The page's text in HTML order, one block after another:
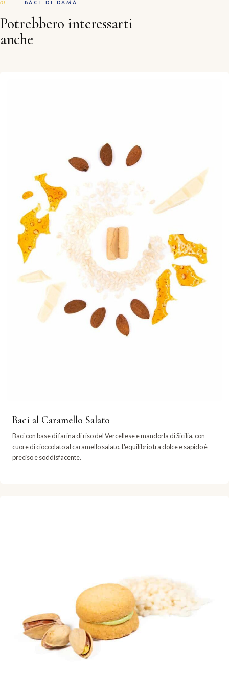
BACI DI DAMA
Potrebbero interessarti
anche
Baci al Caramello Salato
Baci con base di farina di riso del Vercellese e mandorla di Sicilia, con
cuore di cioccolato al caramello salato. L'equilibrio tra dolce e sapido è
preciso e soddisfacente.